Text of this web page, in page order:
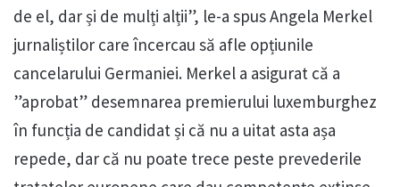
de el, dar și de mulți alții”, le-a spus Angela Merkel
jurnaliștilor care încercau să afle opțiunile
cancelarului Germaniei. Merkel a asigurat că a
”aprobat” desemnarea premierului luxemburghez
în funcția de candidat și că nu a uitat asta așa
repede, dar că nu poate trece peste prevederile